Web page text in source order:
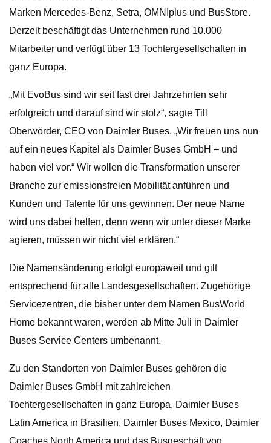
Marken Mercedes-Benz, Setra, OMNIplus und BusStore.
Derzeit beschäftigt das Unternehmen rund 10.000
Mitarbeiter und verfügt über 13 Tochtergesellschaften in
ganz Europa.
„Mit EvoBus sind wir seit fast drei Jahrzehnten sehr
erfolgreich und darauf sind wir stolz“, sagte Till
Oberwörder, CEO von Daimler Buses. „Wir freuen uns nun
auf ein neues Kapitel als Daimler Buses GmbH – und
haben viel vor.“ Wir wollen die Transformation unserer
Branche zur emissionsfreien Mobilität anführen und
Kunden und Talente für uns gewinnen. Der neue Name
wird uns dabei helfen, denn wenn wir unter dieser Marke
agieren, müssen wir nicht viel erklären.“
Die Namensänderung erfolgt europaweit und gilt
entsprechend für alle Landesgesellschaften. Zugehörige
Servicezentren, die bisher unter dem Namen BusWorld
Home bekannt waren, werden ab Mitte Juli in Daimler
Buses Service Centers umbenannt.
Zu den Standorten von Daimler Buses gehören die
Daimler Buses GmbH mit zahlreichen
Tochtergesellschaften in ganz Europa, Daimler Buses
Latin America in Brasilien, Daimler Buses Mexico, Daimler
Coaches North America und das Busgeschäft von